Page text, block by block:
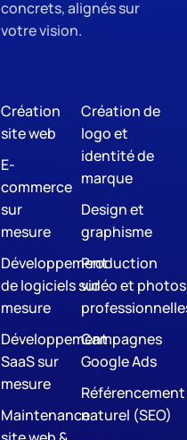
concrets, alignés sur
votre vision.
Création
site web
E-
commerce
sur
mesure
Développement
de logiciels sur
mesure
Développement
SaaS sur
mesure
Maintenance
Création de
logo et
identité de
marque
Design et
graphisme
Production
vidéo et photos
Campagnes
Google Ads
Référencement
naturel (SEO)